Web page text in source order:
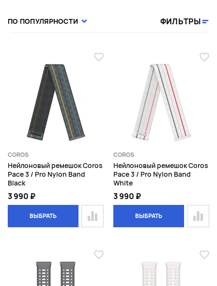
ПО ПОПУЛЯРНОСТИ ФИЛЬТРЫ
COROS
Нейлоновый ремешок Coros
Pace 3 / Pro Nylon Band
Black
3 990 ₽
ВЫБРАТЬ
COROS
Нейлоновый ремешок Coros
Pace 3 / Pro Nylon Band
White
3 990 ₽
ВЫБРАТЬ